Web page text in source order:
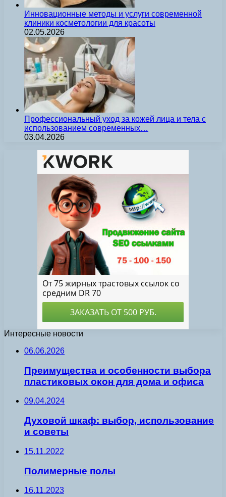
Инновационные методы и услуги современной
клиники косметологии для красоты
02.05.2026
Профессиональный уход за кожей лица и тела с
использованием современных…
03.04.2026
Интересные новости
06.06.2026
Преимущества и особенности выбора
пластиковых окон для дома и офиса
09.04.2024
Духовой шкаф: выбор, использование
и советы
15.11.2022
Полимерные полы
16.11.2023